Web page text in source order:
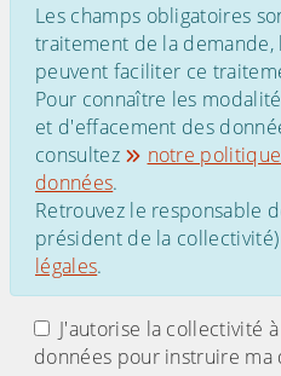
Les champs obligatoires
traitement de la demande,
peuvent faciliter ce
Pour connaître les
et d'effacement des
consultez
notre
données.
Retrouvez le responsable
président de la
légales.
J'autorise la collectivité
données pour instruire